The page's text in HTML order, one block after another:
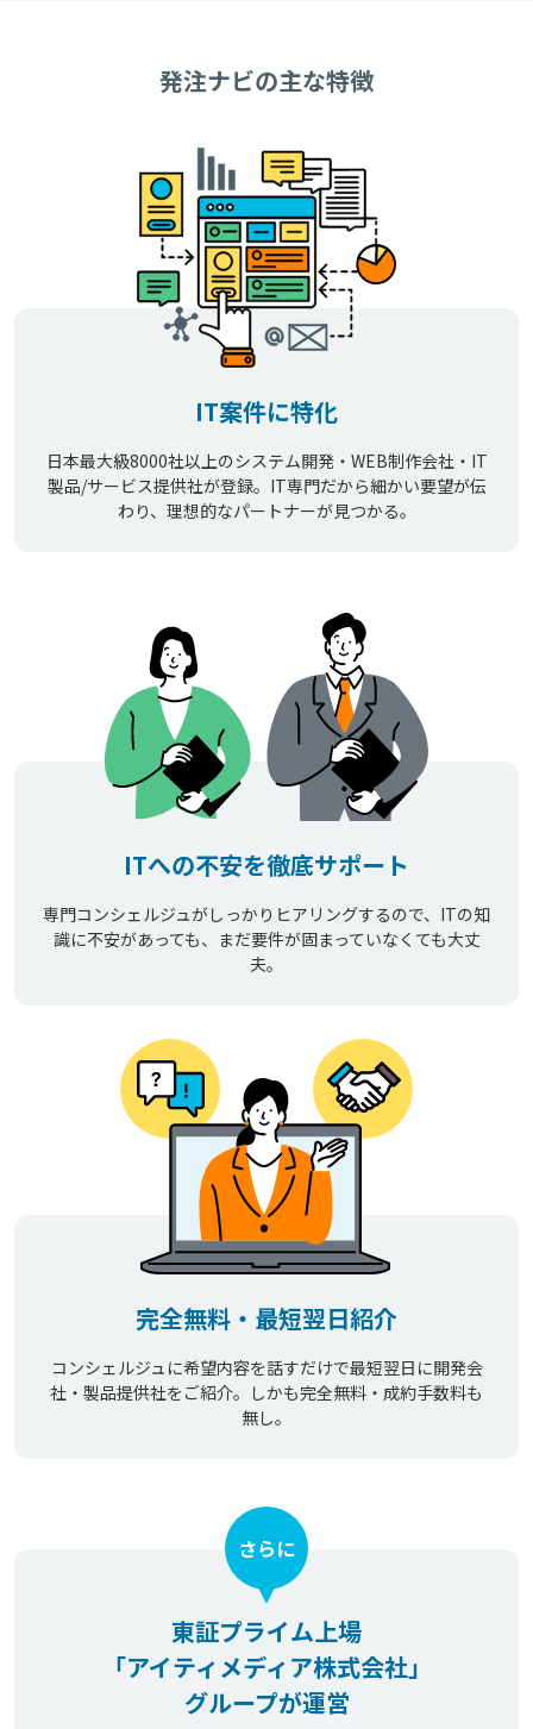
発注ナビの主な特徴
IT案件に特化
日本最大級8000社以上のシステム開発・WEB制作会社・IT
製品/サービス提供社が登録。IT専門だから細かい要望が伝
わり、理想的なパートナーが見つかる。
ITへの不安を徹底サポート
専門コンシェルジュがしっかりヒアリングするので、ITの知
識に不安があっても、まだ要件が固まっていなくても大丈
夫。
完全無料・最短翌日紹介
コンシェルジュに希望内容を話すだけで最短翌日に開発会
社・製品提供社をご紹介。しかも完全無料・成約手数料も
無し。
東証プライム上場
「アイティメディア株式会社」
グループが運営
さらに